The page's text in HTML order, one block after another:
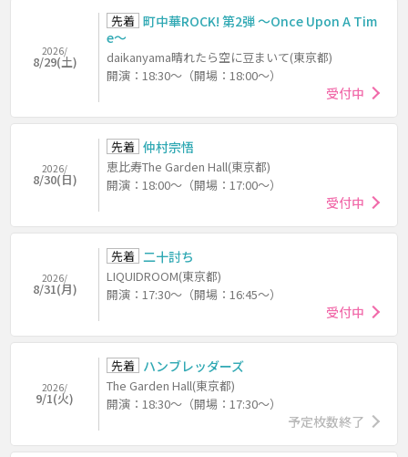
2026/
8/29(土)
先着 町中華ROCK! 第2弾 ～Once Upon A Tim
e～
daikanyama晴れたら空に豆まいて(東京都)
開演：18:30～（開場：18:00～）
受付中
2026/
8/30(日)
先着 仲村宗悟
恵比寿The Garden Hall(東京都)
開演：18:00～（開場：17:00～）
受付中
2026/
8/31(月)
先着 二十討ち
LIQUIDROOM(東京都)
開演：17:30～（開場：16:45～）
受付中
2026/
9/1(火)
先着 ハンブレッダーズ
The Garden Hall(東京都)
開演：18:30～（開場：17:30～）
予定枚数終了